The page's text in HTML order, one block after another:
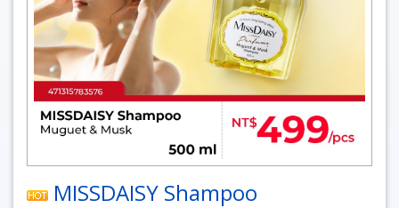
MISSDAISY Shampoo